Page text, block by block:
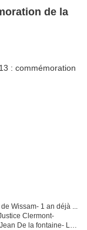
de la
Wissam- 1 an déjà ...
Clermont-
De la fontaine- La